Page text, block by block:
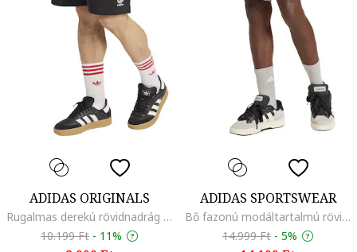
ADIDAS ORIGINALS
Rugalmas derekú rövidnadrág oldalzsebekkel, Fekete
10.199 Ft - 11%
ADIDAS SPORTSWEAR
Bő fazonú modáltartalmú rövidnadrág oldalzsebekkel, Hamuszürke
14.999 Ft - 5%